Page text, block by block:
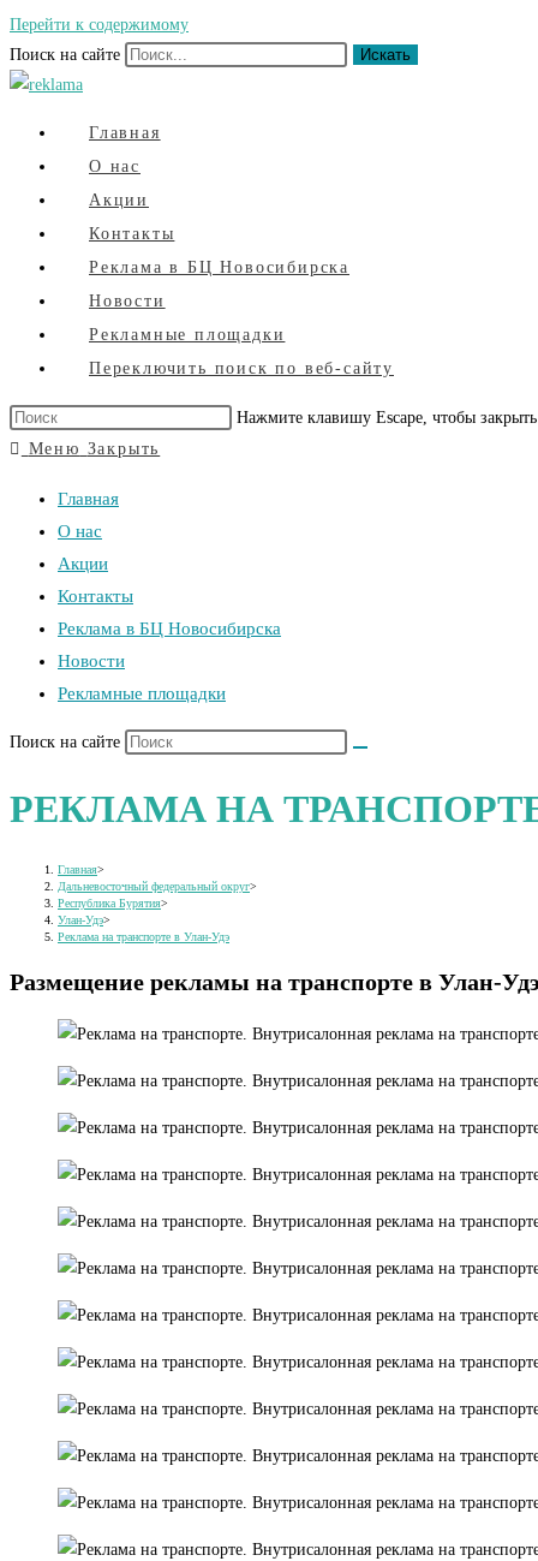
Перейти к содержимому
Поиск на сайте
Искать
Главная
О нас
Акции
Контакты
Реклама в БЦ Новосибирска
Новости
Рекламные площадки
Переключить поиск по веб-сайту
Нажмите клавишу Escape, чтобы
Меню Закрыть
Главная
О нас
Акции
Контакты
Реклама в БЦ Новосибирска
Новости
Рекламные площадки
Поиск на сайте
РЕКЛАМА НА
Главная>
Дальневосточный федеральный округ>
Республика Бурятия>
Улан-Удэ>
Реклама на транспорте в Улан-Удэ
Размещение рекламы на транспорте в Улан-